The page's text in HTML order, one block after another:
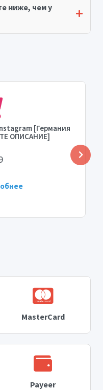
ниже, чем у
[Германия
ОПИСАНИЕ]
MasterCard
Payeer